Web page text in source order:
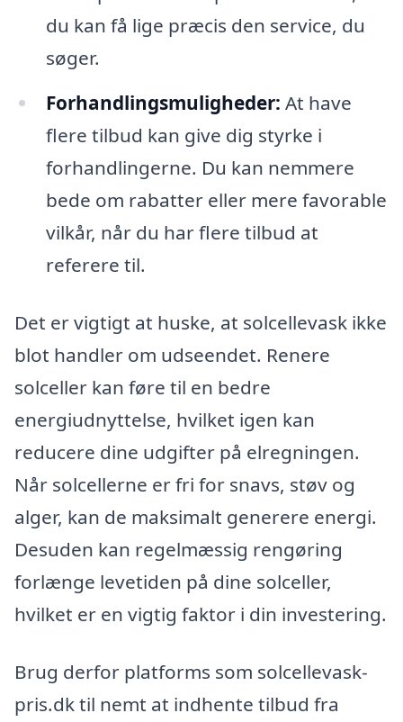
du kan få lige præcis den service, du
søger.
Forhandlingsmuligheder: At have
flere tilbud kan give dig styrke i
forhandlingerne. Du kan nemmere
bede om rabatter eller mere favorable
vilkår, når du har flere tilbud at
referere til.
Det er vigtigt at huske, at solcellevask ikke
blot handler om udseendet. Renere
solceller kan føre til en bedre
energiudnyttelse, hvilket igen kan
reducere dine udgifter på elregningen.
Når solcellerne er fri for snavs, støv og
alger, kan de maksimalt generere energi.
Desuden kan regelmæssig rengøring
forlænge levetiden på dine solceller,
hvilket er en vigtig faktor i din investering.
Brug derfor platforms som solcellevask-
pris.dk til nemt at indhente tilbud fra